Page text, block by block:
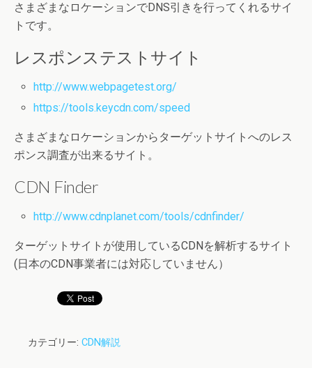
さまざまなロケーションでDNS引きを行ってくれるサイ
トです。
レスポンステストサイト
http://www.webpagetest.org/
https://tools.keycdn.com/speed
さまざまなロケーションからターゲットサイトへのレス
ポンス調査が出来るサイト。
CDN Finder
http://www.cdnplanet.com/tools/cdnfinder/
ターゲットサイトが使用しているCDNを解析するサイト
(日本のCDN事業者には対応していません）
カテゴリー: CDN解説